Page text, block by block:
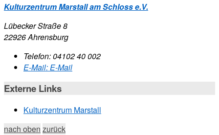
Kulturzentrum Marstall am Schloss e.V.
Lübecker Straße 8
22926 Ahrensburg
Telefon:04102 40 002
E-Mail: E-Mail
Externe Links
Kulturzentrum Marstall
nach oben zurück